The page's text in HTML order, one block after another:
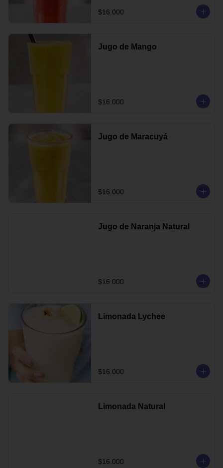
$16.000
Jugo de Mango
$16.000
Jugo de Maracuyá
$16.000
Jugo de Naranja Natural
$16.000
Limonada Lychee
$16.000
Limonada Natural
$16.000